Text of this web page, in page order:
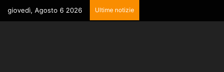
giovedì, Agosto 6 2026 Ultime notizie